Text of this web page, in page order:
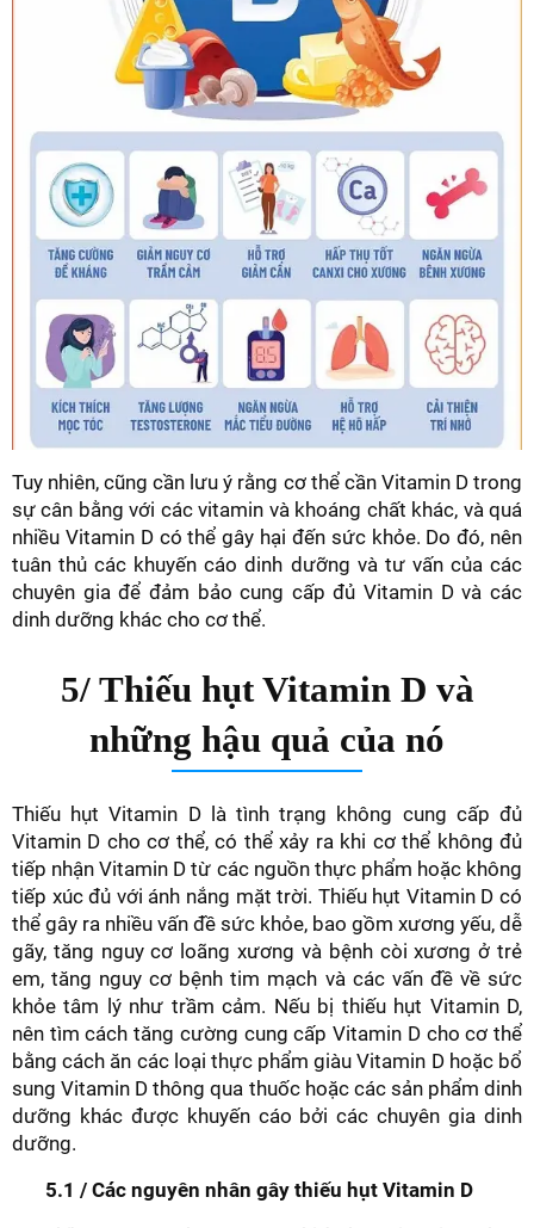
Tuy nhiên, cũng cần lưu ý rằng cơ thể cần Vitamin D trong
sự cân bằng với các vitamin và khoáng chất khác, và quá
nhiều Vitamin D có thể gây hại đến sức khỏe. Do đó, nên
tuân thủ các khuyến cáo dinh dưỡng và tư vấn của các
chuyên gia để đảm bảo cung cấp đủ Vitamin D và các
dinh dưỡng khác cho cơ thể.
5/ Thiếu hụt Vitamin D và
những hậu quả của nó
Thiếu hụt Vitamin D là tình trạng không cung cấp đủ
Vitamin D cho cơ thể, có thể xảy ra khi cơ thể không đủ
tiếp nhận Vitamin D từ các nguồn thực phẩm hoặc không
tiếp xúc đủ với ánh nắng mặt trời. Thiếu hụt Vitamin D có
thể gây ra nhiều vấn đề sức khỏe, bao gồm xương yếu, dễ
gãy, tăng nguy cơ loãng xương và bệnh còi xương ở trẻ
em, tăng nguy cơ bệnh tim mạch và các vấn đề về sức
khỏe tâm lý như trầm cảm. Nếu bị thiếu hụt Vitamin D,
nên tìm cách tăng cường cung cấp Vitamin D cho cơ thể
bằng cách ăn các loại thực phẩm giàu Vitamin D hoặc bổ
sung Vitamin D thông qua thuốc hoặc các sản phẩm dinh
dưỡng khác được khuyến cáo bởi các chuyên gia dinh
dưỡng.
5.1 / Các nguyên nhân gây thiếu hụt Vitamin D